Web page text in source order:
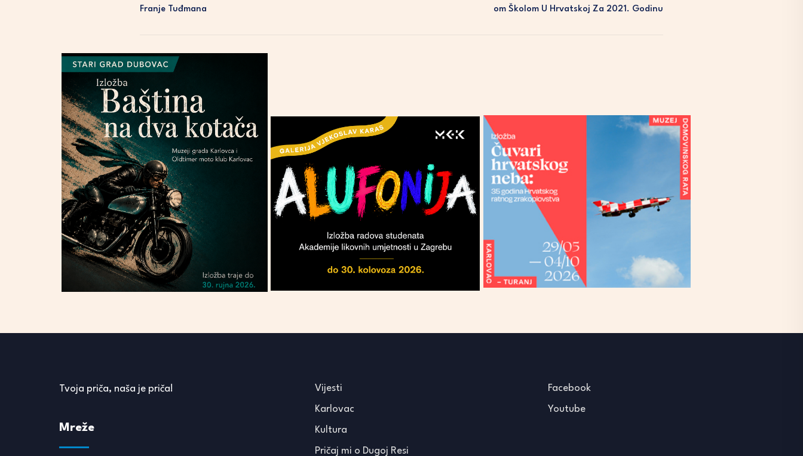
Franje Tuđmana
Om Školom U Hrvatskoj Za 2021. Godinu
Tvoja priča, naša je priča!
Mreže
Vijesti
Karlovac
Kultura
Pričaj mi o Dugoj Resi
Facebook
Youtube